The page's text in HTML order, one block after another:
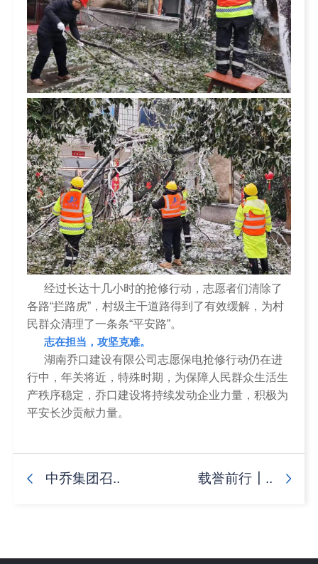
经过长达十几小时的抢修行动，志愿者们清除了
各路“拦路虎”，村级主干道路得到了有效缓解，为村
民群众清理了一条条“平安路”。
志在担当，攻坚克难。
湖南乔口建设有限公司志愿保电抢修行动仍在进
行中，年关将近，特殊时期，为保障人民群众生活生
产秩序稳定，乔口建设将持续发动企业力量，积极为
平安长沙贡献力量。
中乔集团召.. 载誉前行┃..